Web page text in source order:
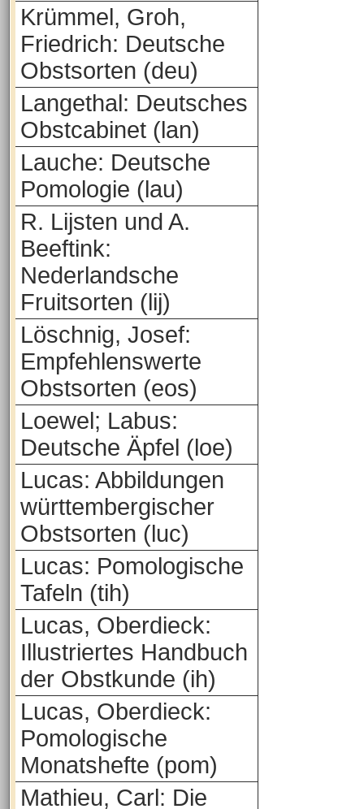
Krümmel, Groh,
Friedrich: Deutsche
Obstsorten (deu)
Langethal: Deutsches
Obstcabinet (lan)
Lauche: Deutsche
Pomologie (lau)
R. Lijsten und A.
Beeftink:
Nederlandsche
Fruitsorten (lij)
Löschnig, Josef:
Empfehlenswerte
Obstsorten (eos)
Loewel; Labus:
Deutsche Äpfel (loe)
Lucas: Abbildungen
württembergischer
Obstsorten (luc)
Lucas: Pomologische
Tafeln (tih)
Lucas, Oberdieck:
Illustriertes Handbuch
der Obstkunde (ih)
Lucas, Oberdieck:
Pomologische
Monatshefte (pom)
Mathieu, Carl: Die